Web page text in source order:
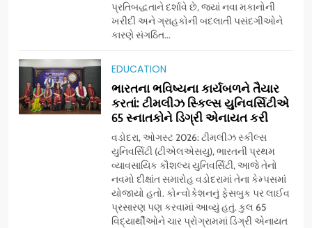
પ્રતિબદ્ધતાને દર્શાવે છે, જ્યાં નવા મકાનોની
ખરીદી અને ગ્રાહકોની બદલાતી પસંદગીઓને
કારણે સંગઠિત...
EDUCATION
ભારતના ભવિષ્યના કાર્યબળને તૈયાર
કરતાં: ટીમલીઝ સ્કિલ્સ યુનિવર્સિટીએ
65 સ્નાતકોને ડિગ્રી એનાયત કરી
વડોદરા, ઓગસ્ટ 2026: ટીમલીઝ સ્કીલ્સ
યુનિવર્સિટી (ટીએલએસયુ), ભારતની પ્રથમ
વ્યાવસાયિક કૌશલ્ય યુનિવર્સિટી, આજે તેનો
નવમો દીક્ષાંત સમારોહ વડોદરામાં તેના કેમ્પસમાં
યોજાયો હતો. કોન્વોકેશનનું ફેસબુક પર લાઈવ
પ્રસારણ પણ કરવામાં આવ્યું હતું. કુલ 65
વિદ્યાર્થીઓને ચાર પ્રોગ્રામમાં ડિગ્રી એનાયત
કોન્ક્લેવ 2026’માં ઈન્ટરનેશનલ
ટેરોટ રીડર પુનિતજી લુલ્લા એ ટેરોટ
કાર્ડ રીડિંગ અંગે માહિતી આપી
AHMEDABAD
ગ્લોબલ એક્સેલન્સ ફોરમ દ્વારા
નેશનલ લીડરશિપ કોન્કલેવ તથા
ભારત સમ્માન ૨૦૨૬નો ભવ્ય અને
પ્રતિષ્ઠિત કાર્યક્રમ નવી દિલ્હીમાં
સફળતાપૂર્વક યોજાયો
BUSINESS